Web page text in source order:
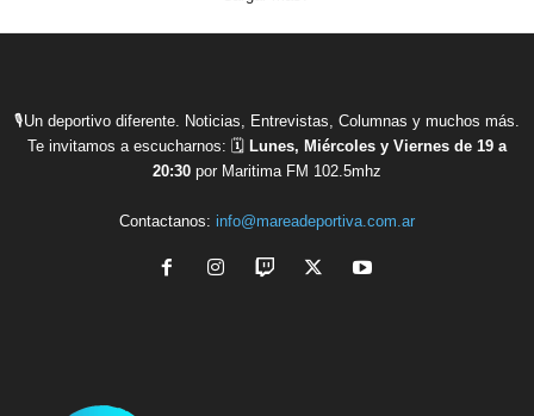
🎙Un deportivo diferente. Noticias, Entrevistas, Columnas y muchos más.
Te invitamos a escucharnos: 🗓 Lunes, Miércoles y Viernes de 19 a
20:30 por Maritima FM 102.5mhz
Contactanos: info@mareadeportiva.com.ar